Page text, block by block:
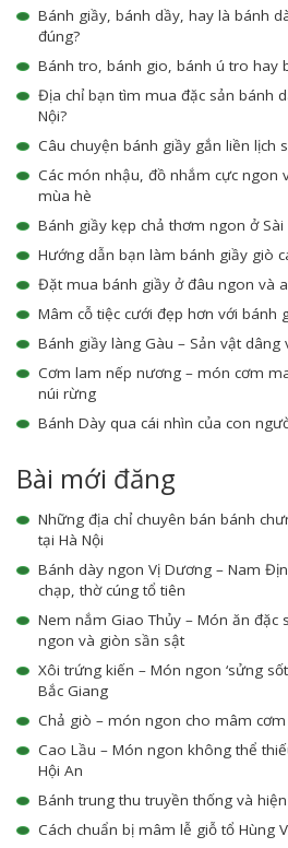
Bánh giầy, bánh dầy, hay là bánh
đúng?
Bánh tro, bánh gio, bánh ú tro hay
Địa chỉ bạn tìm mua đặc sản bánh
Nội?
Câu chuyện bánh giầy gắn liền lịch
Các món nhậu, đồ nhắm cực ngon
mùa hè
Bánh giầy kẹp chả thơm ngon ở Sài
Hướng dẫn bạn làm bánh giầy giò
Đặt mua bánh giầy ở đâu ngon và
Mâm cỗ tiệc cưới đẹp hơn với bánh
Bánh giầy làng Gàu – Sản vật dâng
Cơm lam nếp nương – món cơm
núi rừng
Bánh Dày qua cái nhìn của con
Bài mới đăng
Những địa chỉ chuyên bán bánh
tại Hà Nội
Bánh dày ngon Vị Dương – Nam
chạp, thờ cúng tổ tiên
Nem nắm Giao Thủy – Món ăn
ngon và giòn sần sật
Xôi trứng kiến – Món ngon ‘sửng
Bắc Giang
Chả giò – món ngon cho mâm
Cao Lầu – Món ngon không thể
Hội An
Bánh trung thu truyền thống và
Cách chuẩn bị mâm lễ giỗ tổ Hùng